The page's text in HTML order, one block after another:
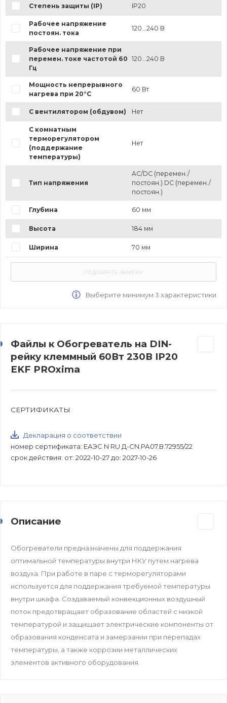
Степень защиты (IP) IP20
Рабочее напряжение
постоян. тока
120...240 В
Рабочее напряжение при
перемен. токе частотой 60
Гц
120...240 В
Мощность непрерывного
нагрева при 20°C
60 Вт
С вентилятором (обдувом) Нет
С комнатным
терморегулятором
(поддержание
температуры)
Нет
Тип напряжения
AC/DC (перемен./
постоян.) DC (перемен./
постоян.)
Глубина 60 мм
Высота 184 мм
Ширина 70 мм
Выберите минимум 3 характеристики
Файлы к Обогреватель на DIN-
рейку клеммный 60Вт 230В IP20
EKF PROxima
СЕРТИФИКАТЫ
Декларация о соответствии
номер сертификата: ЕАЭС N RU Д-CN.РА07.В.72955/22
срок действия: от: 2022-10-27 до: 2027-10-26
Описание
Обогреватели предназначены для поддержания
оптимальной температуры внутри НКУ путем нагрева
воздуха. При работе в паре с терморегуляторами
используется для поддержания требуемой температуры
внутри шкафа. Создаваемый конвекционных воздушный
поток предотвращает образование областей с низкой
температурой и защищает электрические компоненты от
образования конденсата и замерзании при перепадах
температуры, а также коррозии металлических
элементов активного оборудования.